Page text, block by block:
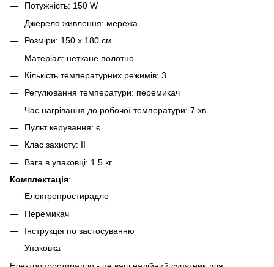
Потужність: 150 W
Джерело живлення: мережа
Розміри: 150 x 180 см
Матеріал: неткане полотно
Кількість температурних режимів: 3
Регулювання температури: перемикач
Час нагрівання до робочої температури: 7 хв
Пульт керування: є
Клас захисту: II
Вага в упаковці: 1.5 кг
Комплектація:
Електропростирадло
Перемикач
Інструкція по застосуванню
Упаковка